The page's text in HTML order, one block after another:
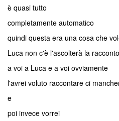
è quasi tutto
completamente automatico
quindi questa era una cosa che
Luca non c'è l'ascolterà la racconto
a voi a Luca e a voi ovviamente
l'avrei voluto raccontare ci
e
poi invece vorrei